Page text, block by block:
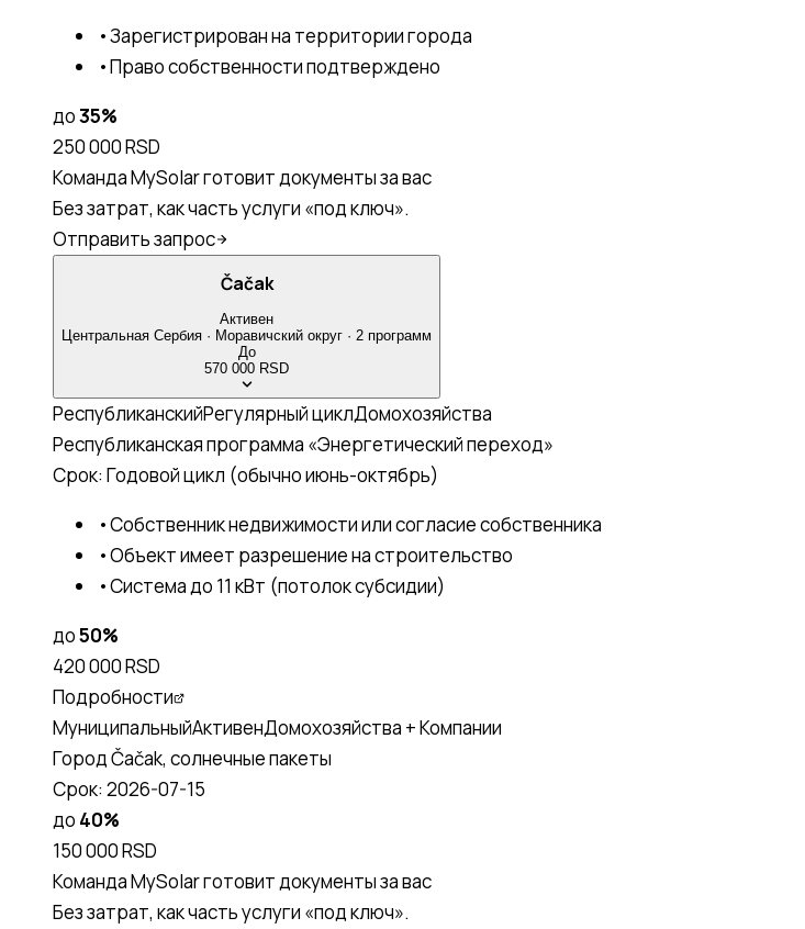
•Зарегистрирован на территории города
•Право собственности подтверждено
до35%
250 000 RSD
Команда MySolar готовит документы за вас
Без затрат, как часть услуги «под ключ».
Отправить запрос
Čačak
Активен
Центральная Сербия · Моравичский округ · 2 программ
До
570 000 RSD
РеспубликанскийРегулярный циклДомохозяйства
Республиканская программа «Энергетический переход»
Срок: Годовой цикл (обычно июнь-октябрь)
•Собственник недвижимости или согласие собственника
•Объект имеет разрешение на строительство
•Система до 11 кВт (потолок субсидии)
до50%
420 000 RSD
Подробности
МуниципальныйАктивенДомохозяйства + Компании
Город Čačak, солнечные пакеты
Срок: 2026-07-15
до 40%
150 000 RSD
Команда MySolar готовит документы за вас
Без затрат, как часть услуги «под ключ».